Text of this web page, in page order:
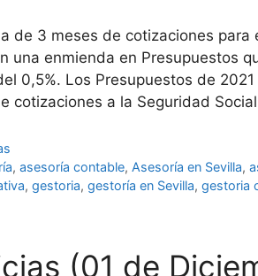
de 3 meses de cotizaciones para
una enmienda en Presupuestos
0,5%. Los Presupuestos de
cotizaciones a la Seguridad
,asesoría contable, Asesoría en Sevilla,
, gestoria, gestoría en Sevilla, gestoria
(01 de